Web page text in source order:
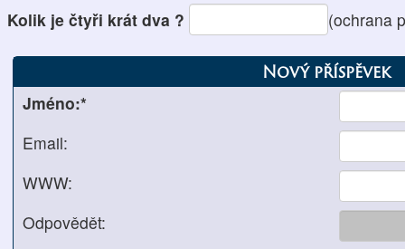
Kolik je čtyři krát dva ? (ochrana
Nový příspěvek
Jméno:*
Email:
WWW:
Odpovědět: